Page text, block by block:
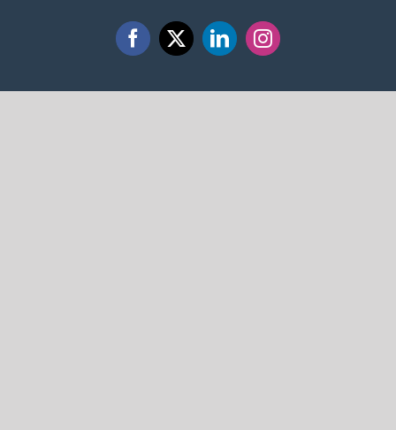
Facebook
X LinkedInInstagram